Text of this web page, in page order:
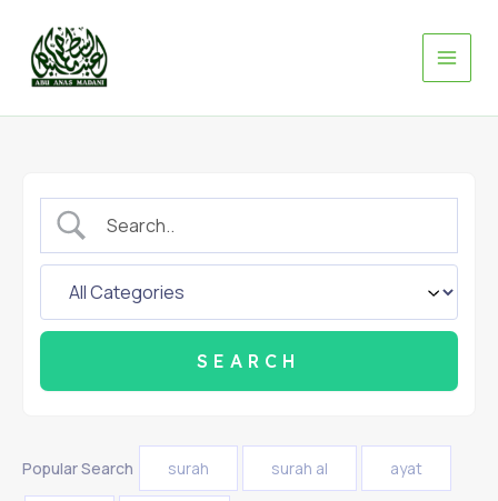
content
Popular Search surah surah al ayat